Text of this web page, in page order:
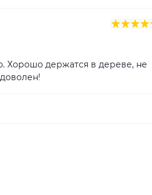
Хорошо держатся в дереве, не